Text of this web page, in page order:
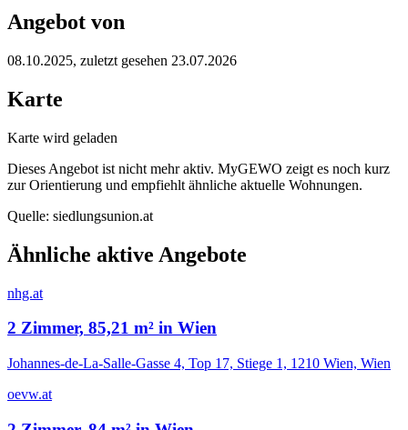
Angebot von
08.10.2025, zuletzt gesehen 23.07.2026
Karte
Karte wird geladen
Dieses Angebot ist nicht mehr aktiv. MyGEWO zeigt es noch kurz
zur Orientierung und empfiehlt ähnliche aktuelle Wohnungen.
Quelle: siedlungsunion.at
Ähnliche aktive Angebote
nhg.at
2 Zimmer, 85,21 m² in Wien
Johannes-de-La-Salle-Gasse 4, Top 17, Stiege 1, 1210 Wien, Wien
oevw.at